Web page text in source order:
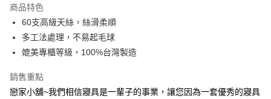
Apple Pay
街口支付
Google Pay
商品特色
60支高級天絲，絲滑柔順
多工法處理，不易起毛球
媲美專櫃等級，100%台灣製造
銷售重點
戀家小舖~我們相信寢具是一輩子的事業，讓您因為一套優秀的寢具